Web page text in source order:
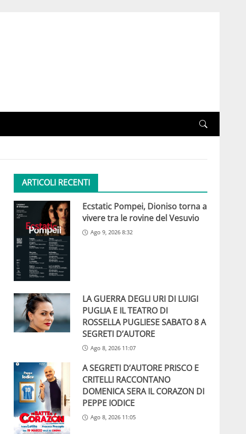
ARTICOLI RECENTI
Ecstatic Pompei, Dioniso torna a
vivere tra le rovine del Vesuvio
Ago 9, 2026 8:32
LA GUERRA DEGLI URI DI LUIGI
PUGLIA E IL TEATRO DI
ROSSELLA PUGLIESE SABATO 8 A
SEGRETI D’AUTORE
Ago 8, 2026 11:07
A SEGRETI D’AUTORE PRISCO E
CRITELLI RACCONTANO
DOMENICA SERA IL CORAZON DI
PEPPE IODICE
Ago 8, 2026 11:05